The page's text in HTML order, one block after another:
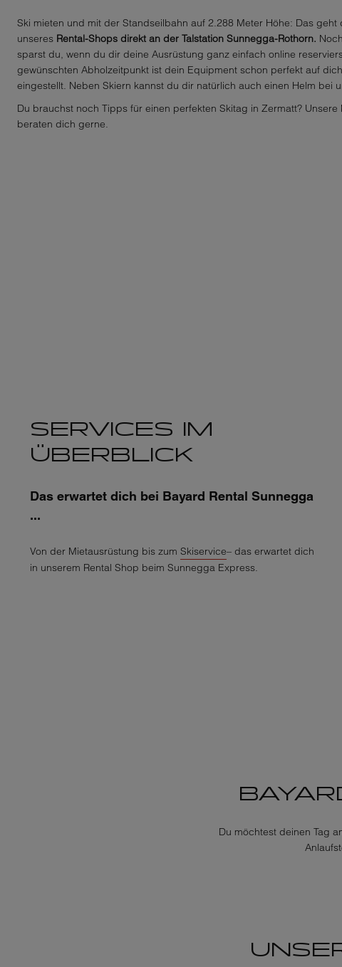
Ski mieten und mit der Standseilbahn auf 2.288 Meter Höhe: Das geht
unseres Rental-Shops direkt an der Talstation Sunnegga-Rothorn.
sparst du, wenn du dir deine Ausrüstung ganz einfach online
gewünschten Abholzeitpunkt ist dein Equipment schon perfekt auf dich
eingestellt. Neben Skiern kannst du dir natürlich auch einen Helm bei
Du brauchst noch Tipps für einen perfekten Skitag in Zermatt? Unsere
beraten dich gerne.
SERVICES IM
ÜBERBLICK
Das erwartet dich bei Bayard Rental Sunnegga
...
Von der Mietausrüstung bis zum Skiservice– das erwartet dich
in unserem Rental Shop beim Sunnegga Express.
Du möchtest deinen Tag